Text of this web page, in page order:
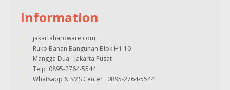
Information
jakartahardware.com
Ruko Bahan Bangunan Blok H1 10
Mangga Dua - Jakarta Pusat
Telp :0895-2764-5544
Whatsapp & SMS Center : 0895-2764-5544